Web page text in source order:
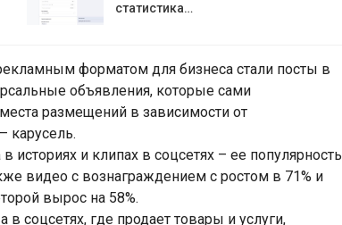
статистика…
форматом для бизнеса стали посты в
объявления, которые сами
размещений в зависимости от
карусель.
историях и клипах в соцсетях – ее популярность
видео с вознаграждением с ростом в 71% и
вырос на 58%.
соцсетях, где продает товары и услуги,